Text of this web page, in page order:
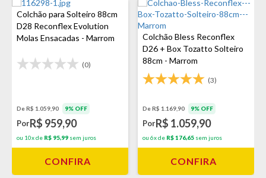
Colchão para Solteiro 88cm
D28 Reconflex Evolution
Molas Ensacadas - Marrom
(0)
De R$ 1.059,90 9% OFF
PorR$ 959,90
ou 10x de R$ 95,99 sem juros
CONFIRA
Colchão Bless Reconflex
D26 + Box Tozatto Solteiro
88cm - Marrom
(3)
De R$ 1.169,90 9% OFF
PorR$ 1.059,90
ou 6x de R$ 176,65 sem juros
CONFIRA